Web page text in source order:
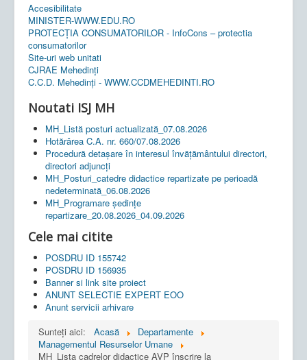
Accesibilitate
MINISTER-WWW.EDU.RO
PROTECȚIA CONSUMATORILOR - InfoCons – protectia
consumatorilor
Site-uri web unitati
CJRAE Mehedinți
C.C.D. Mehedinţi - WWW.CCDMEHEDINTI.RO
Noutati ISJ MH
MH_Listă posturi actualizată_07.08.2026
Hotărârea C.A. nr. 660/07.08.2026
Procedură detașare în interesul învățământului directori,
directori adjuncți
MH_Posturi_catedre didactice repartizate pe perioadă
nedeterminată_06.08.2026
MH_Programare ședințe
repartizare_20.08.2026_04.09.2026
Cele mai citite
POSDRU ID 155742
POSDRU ID 156935
Banner si link site proiect
ANUNT SELECTIE EXPERT EOO
Anunt servicii arhivare
Sunteți aici:
Acasă
Departamente
Managementul Resurselor Umane
MH_Lista cadrelor didactice AVP înscrire la